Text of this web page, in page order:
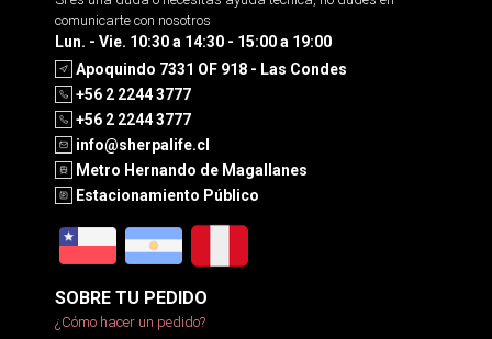
comunicarte con nosotros
Lun. - Vie. 10:30 a 14:30 - 15:00 a 19:00
Apoquindo 7331 OF 918 - Las Condes
+56 2 2244 3777
+56 2 2244 3777
info@sherpalife.cl
Metro Hernando de Magallanes
Estacionamiento Público
SOBRE TU PEDIDO
¿Cómo hacer un pedido?